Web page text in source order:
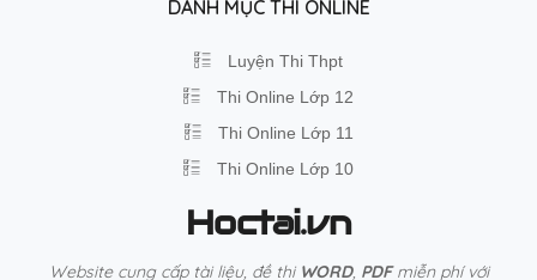
DANH MỤC THI ONLINE
Luyện Thi Thpt
Thi Online Lớp 12
Thi Online Lớp 11
Thi Online Lớp 10
Hoctai.vn
Website cung cấp tài liệu, đề thi WORD, PDFmiễn phí với